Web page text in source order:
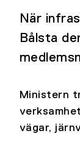
När
Bålsta
Ministern
vägar,